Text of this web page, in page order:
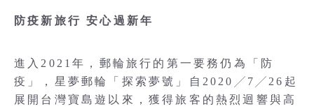
防疫新旅行 安心過新年
進入2021年，郵輪旅行的第一要務仍為「防
疫」，星夢郵輪「探索夢號」自2020╱7╱26起
展開台灣寶島遊以來，獲得旅客的熱烈迴響與高